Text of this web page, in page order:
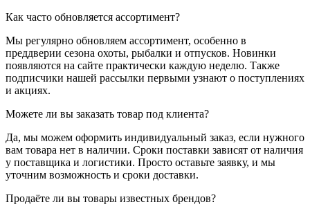
Как часто обновляется ассортимент?
Мы регулярно обновляем ассортимент, особенно в
преддверии сезона охоты, рыбалки и отпусков. Новинки
появляются на сайте практически каждую неделю. Также
подписчики нашей рассылки первыми узнают о поступлениях
и акциях.
Можете ли вы заказать товар под клиента?
Да, мы можем оформить индивидуальный заказ, если нужного
вам товара нет в наличии. Сроки поставки зависят от наличия
у поставщика и логистики. Просто оставьте заявку, и мы
уточним возможность и сроки доставки.
Продаёте ли вы товары известных брендов?